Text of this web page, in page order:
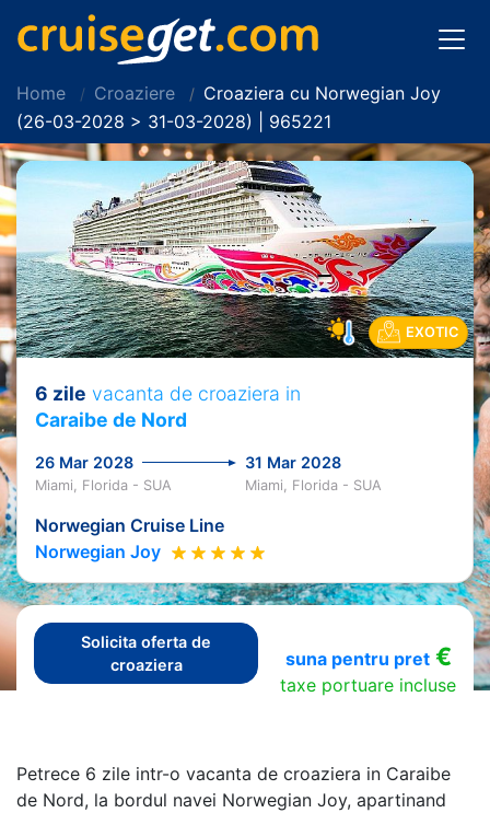
Home Croaziere
Croaziera cu Norwegian Joy
(26-03-2028 > 31-03-2028) | 965221
EXOTIC
6 zile vacanta de croaziera in
Caraibe de Nord
26 Mar 2028 31 Mar 2028
Miami, Florida - SUA Miami, Florida - SUA
Norwegian Cruise Line
Norwegian Joy
Solicita oferta de
croaziera
suna pentru pret€
taxe portuare incluse
Petrece 6 zile intr-o vacanta de croaziera in Caraibe
de Nord, la bordul navei Norwegian Joy, apartinand